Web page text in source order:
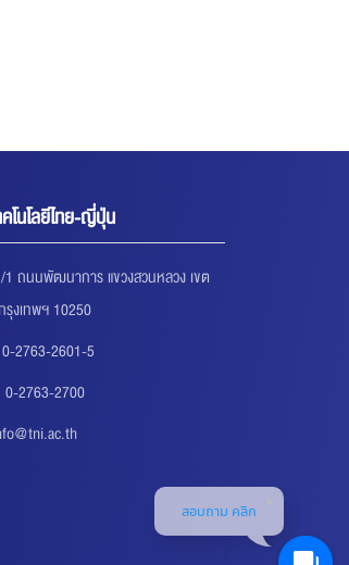
โนโลยีไทย-ญี่ปุ่น
1 ถนนพัฒนาการ แขวงสวนหลวง เขต
งเทพฯ 10250
2763-2601-5
0-2763-2700
สอบถาม คลิก